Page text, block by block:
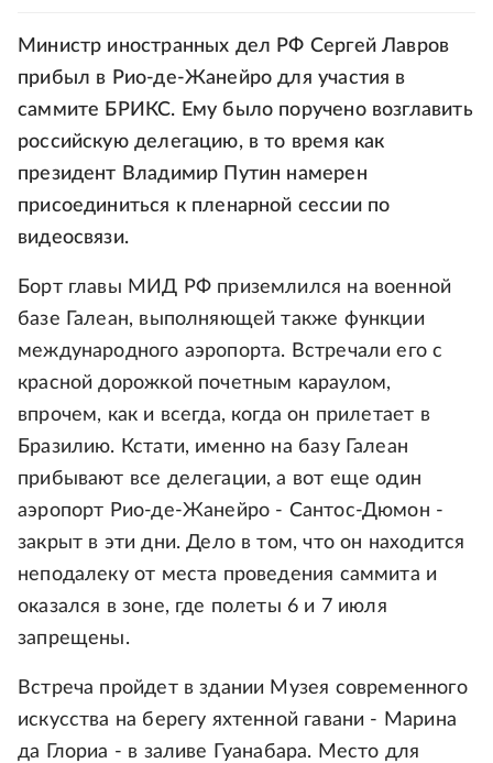
Министр иностранных дел РФ Сергей Лавров
прибыл в Рио-де-Жанейро для участия в
саммите БРИКС. Ему было поручено возглавить
российскую делегацию, в то время как
президент Владимир Путин намерен
присоединиться к пленарной сессии по
видеосвязи.
Борт главы МИД РФ приземлился на военной
базе Галеан, выполняющей также функции
международного аэропорта. Встречали его с
красной дорожкой почетным караулом,
впрочем, как и всегда, когда он прилетает в
Бразилию. Кстати, именно на базу Галеан
прибывают все делегации, а вот еще один
аэропорт Рио-де-Жанейро - Сантос-Дюмон -
закрыт в эти дни. Дело в том, что он находится
неподалеку от места проведения саммита и
оказался в зоне, где полеты 6 и 7 июля
запрещены.
Встреча пройдет в здании Музея современного
искусства на берегу яхтенной гавани - Марина
да Глориа - в заливе Гуанабара. Место для